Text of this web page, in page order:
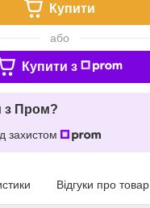
Купити
або
Купити з
з Пром?
захистом
Відгуки про товар